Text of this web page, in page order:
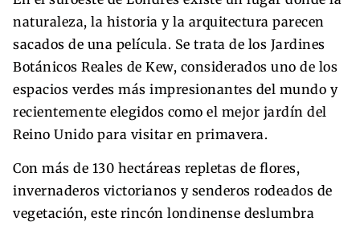
naturaleza, la historia y la arquitectura parecen
sacados de una película. Se trata de los Jardines
Botánicos Reales de Kew, considerados uno de los
espacios verdes más impresionantes del mundo y
recientemente elegidos como el mejor jardín del
Reino Unido para visitar en primavera.
Con más de 130 hectáreas repletas de flores,
invernaderos victorianos y senderos rodeados de
vegetación, este rincón londinense deslumbra